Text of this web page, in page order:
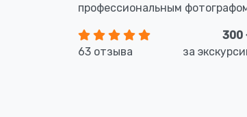
профессиональным
63 отзыва
300
за